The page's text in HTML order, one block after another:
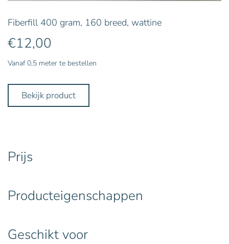
Fiberfill 400 gram, 160 breed, wattine
€12,00
Vanaf 0,5 meter te bestellen
Bekijk product
Prijs
Producteigenschappen
Geschikt voor